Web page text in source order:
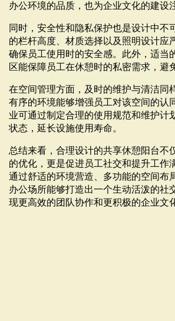
办公环境的品质，也为企业文化的建设
同时，安全性和隐私保护也是设计中不
的栏杆高度、材质选择以及照明设计应
确保员工使用时的安全感。此外，适当
区能保障员工在休憩时的私密需求，避
在空间管理方面，及时的维护与清洁同
有序的环境能够增强员工对该空间的认
业可通过制定合理的使用规范和维护计
状态，延长设施使用寿命。
总结来看，合理设计的共享休憩阳台不
的优化，更是促进员工社交和提升工作
通过舒适的环境营造、多功能的空间布
办公场所能够打造出一个生动活泼的社
现更高效的团队协作和更积极的企业文